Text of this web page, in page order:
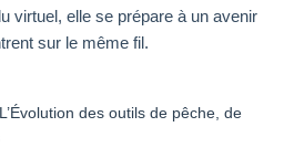
virtuel, elle se prépare à un avenir
sur le même fil.
des outils de pêche, de